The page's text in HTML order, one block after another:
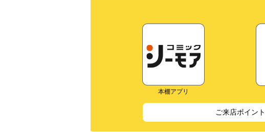
本棚アプリ
ご来店ポイント